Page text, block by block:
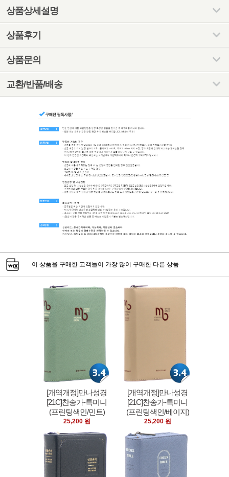
상품상세설명
상품후기
상품문의
교환/반품/배송
이 상품을 구매한 고객들이 가장 많이 구매한 다른 상품
[개역개정]만나성경
[21C]찬송가-특미니
(프린팅색인/민트)
25,200 원
[개역개정]만나성경
[21C]찬송가-특미니
(프린팅색인/베이지)
25,200 원